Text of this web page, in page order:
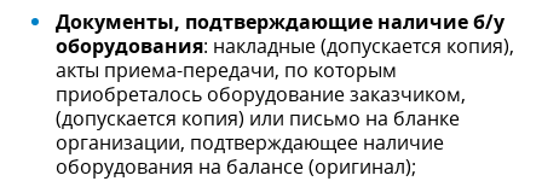
Документы, подтверждающие наличие б/у
оборудования: накладные (допускается копия),
акты приема-передачи, по которым
приобреталось оборудование заказчиком,
(допускается копия) или письмо на бланке
организации, подтверждающее наличие
оборудования на балансе (оригинал);